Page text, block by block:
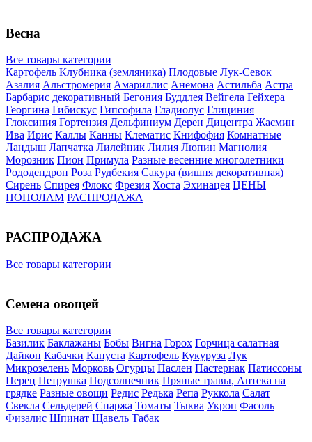
Весна
Все товары категории
Картофель Клубника (земляника) Плодовые Лук-Севок
Азалия Альстромерия Амариллис Анемона Астильба Астра
Барбарис декоративный Бегония Буддлея Вейгела Гейхера
Георгина Гибискус Гипсофила Гладиолус Глициния
Глоксиния Гортензия Дельфиниум Дерен Дицентра Жасмин
Ива Ирис Каллы Канны Клематис Книфофия Комнатные
Ландыш Лапчатка Лилейник Лилия Люпин Магнолия
Морозник Пион Примула Разные весенние многолетники
Рододендрон Роза Рудбекия Сакура (вишня декоративная)
Сирень Спирея Флокс Фрезия Хоста Эхинацея ЦЕНЫ
ПОПОЛАМ РАСПРОДАЖА
РАСПРОДАЖА
Все товары категории
Семена овощей
Все товары категории
Базилик Баклажаны Бобы Вигна Горох Горчица салатная
Дайкон Кабачки Капуста Картофель Кукуруза Лук
Микрозелень Морковь Огурцы Паслен Пастернак Патиссоны
Перец Петрушка Подсолнечник Пряные травы, Аптека на
грядке Разные овощи Редис Редька Репа Руккола Салат
Свекла Сельдерей Спаржа Томаты Тыква Укроп Фасоль
Физалис Шпинат Щавель Табак